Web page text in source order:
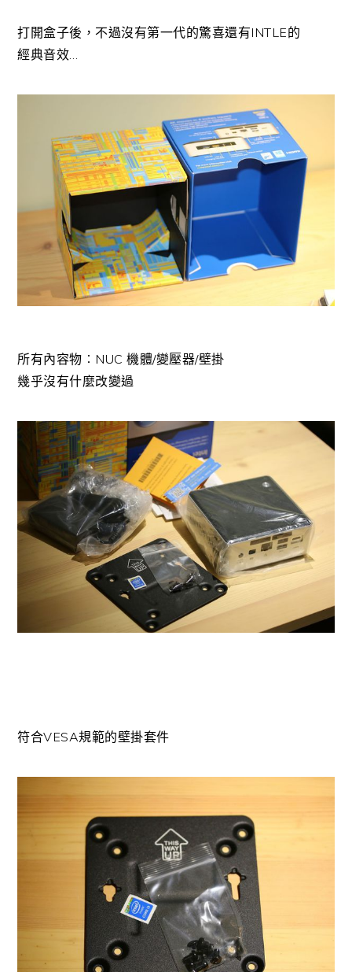
打開盒子後，不過沒有第一代的驚喜還有INTLE的
經典音效…
所有內容物︰NUC 機體/變壓器/壁掛
幾乎沒有什麼改變過
符合VESA規範的壁掛套件